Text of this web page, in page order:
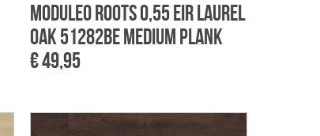
Moduleo Roots 0,55 EIR Laurel
Oak 51282BE Medium Plank
€ 49,95